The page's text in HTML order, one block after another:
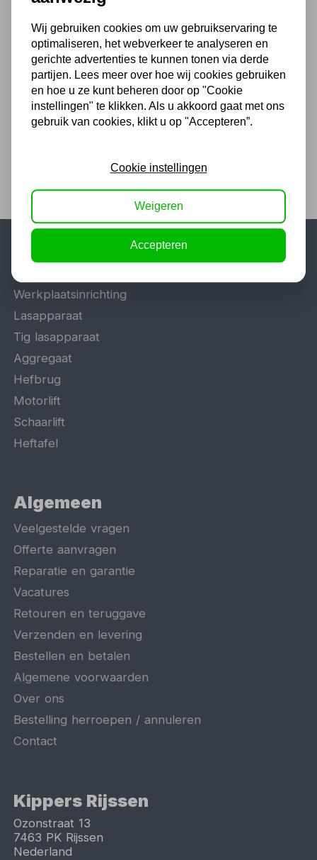
Eco Tubeless ventiel PW
TR413, 100 stuks
29,04
24,00 excl. BTW
Populaire categorieën
Werkplaatsinrichting
Lasapparaat
Tig lasapparaat
Aggregaat
Hefbrug
Motorlift
Schaarlift
Heftafel
Algemeen
Veelgestelde vragen
Offerte aanvragen
Reparatie en garantie
Vacatures
Retouren en teruggave
Verzenden en levering
Bestellen en betalen
Algemene voorwaarden
Over ons
Bestelling herroepen / annuleren
Contact
Kippers Rijssen
Ozonstraat 13
7463 PK Rijssen
Nederland
Wij gebruiken cookies om uw gebruikservaring te
optimaliseren, het webverkeer te analyseren en
gerichte advertenties te kunnen tonen via derde
partijen. Lees meer over hoe wij cookies gebruiken
en hoe u ze kunt beheren door op "Cookie
instellingen" te klikken. Als u akkoord gaat met ons
gebruik van cookies, klikt u op "Accepteren”.
Cookie instellingen
Weigeren
Accepteren